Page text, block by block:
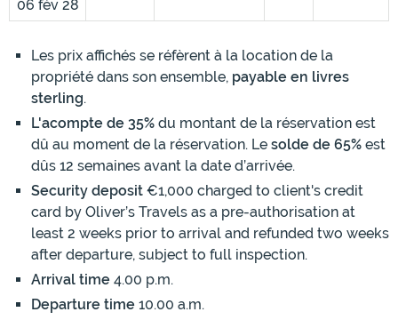
06 fév 28
Les prix affichés se réfèrent à la location de la
propriété dans son ensemble, payable en livres
sterling.
L'acompte de 35% du montant de la réservation est
dû au moment de la réservation. Le solde de 65% est
dûs 12 semaines avant la date d’arrivée.
Security deposit €1,000 charged to client's credit
card by Oliver’s Travels as a pre-authorisation at
least 2 weeks prior to arrival and refunded two weeks
after departure, subject to full inspection.
Arrival time 4.00 p.m.
Departure time 10.00 a.m.